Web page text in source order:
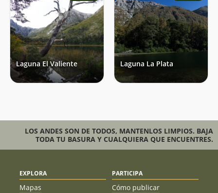
Laguna El Valiente Laguna La Plata
LOS ANDES SON DE TODOS, MANTENLOS LIMPIOS. BAJA
TODA TU BASURA Y CUALQUIERA QUE ENCUENTRES.
EXPLORA
Mapas
PARTICIPA
Cómo publicar